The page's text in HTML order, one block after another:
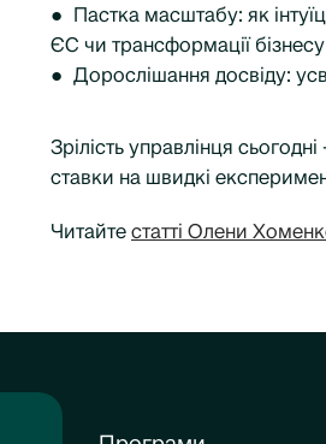
● Пастка масштабу: як
ЄС чи трансформації
● Дорослішання досвіду:
Зрілість управлінця
ставки на швидкі
Читайте статті Олени